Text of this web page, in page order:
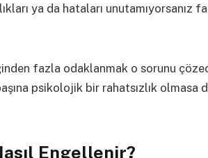
ya da hataları unutamıyorsanız
fazla odaklanmak o sorunu
psikolojik bir rahatsızlık olmasa
Engellenir?